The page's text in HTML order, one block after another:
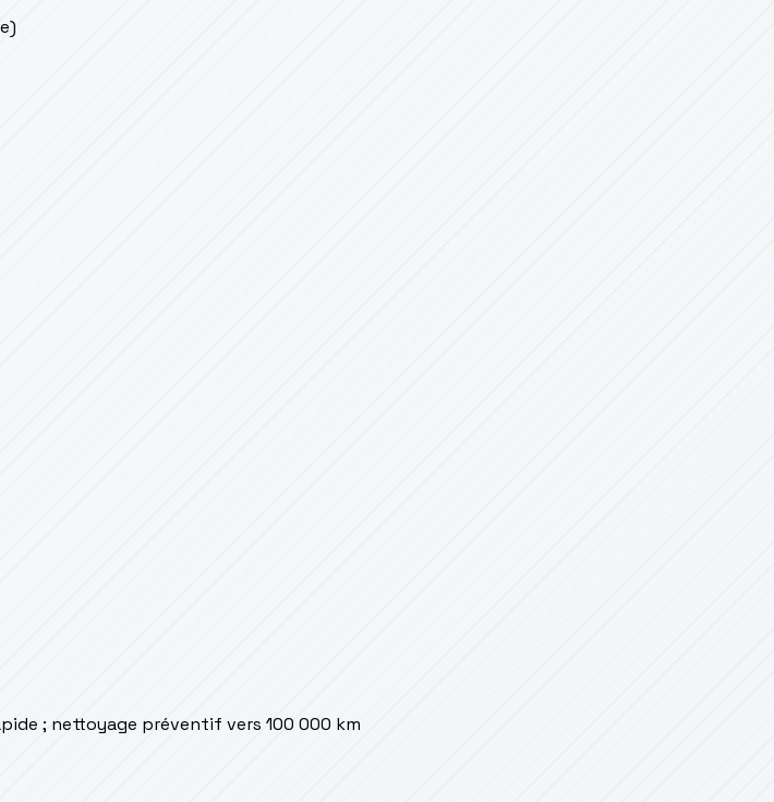
; nettoyage préventif vers 100 000 km